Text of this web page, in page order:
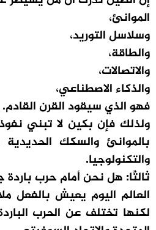
الموانئ،
وسلاسل التوريد،
والطاقة،
والاتصالات،
والذكاء الاصطناعي،
فهو الذي سيقود القرن القادم.
ولذلك فإن بكين لا تبني
بالموانئ والسكك الحديدية
والتكنولوجيا.
ثالثًا: هل نحن أمام حرب باردة
العالم اليوم يعيش بالفعل
لكنها تختلف عن الحرب